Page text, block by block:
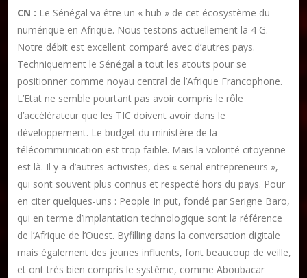
CN : Le Sénégal va être un « hub » de cet écosystème du
numérique en Afrique. Nous testons actuellement la 4 G.
Notre débit est excellent comparé avec d’autres pays.
Techniquement le Sénégal a tout les atouts pour se
positionner comme noyau central de l’Afrique Francophone.
L’Etat ne semble pourtant pas avoir compris le rôle
d’accélérateur que les TIC doivent avoir dans le
développement. Le budget du ministère de la
télécommunication est trop faible. Mais la volonté citoyenne
est là. Il y a d’autres activistes, des « serial entrepreneurs »,
qui sont souvent plus connus et respecté hors du pays. Pour
en citer quelques-uns : People In put, fondé par Serigne Baro,
qui en terme d’implantation technologique sont la référence
de l’Afrique de l’Ouest. Byfilling dans la conversation digitale
mais également des jeunes influents, font beaucoup de veille,
et ont très bien compris le système, comme Aboubacar